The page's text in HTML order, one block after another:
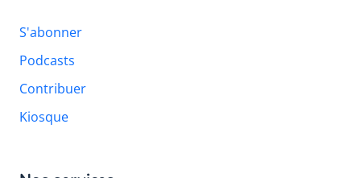
S'abonner
Podcasts
Contribuer
Kiosque